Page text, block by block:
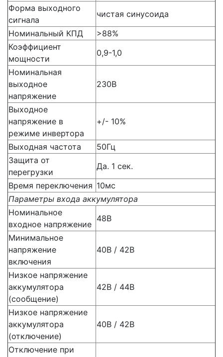
Форма выходного
сигнала
чистая синусоида
Номинальный КПД
>88%
Коэффициент
мощности
0,9-1,0
Номинальная
выходное
напряжение
230В
Выходное
напряжение в
режиме инвертора
+/- 10%
Выходная частота
50Гц
Защита от
перегрузки
Да. 1 сек.
Время переключения 10мс
Параметры входа аккумулятора
Номинальное
входное напряжение
48В
Минимальное
напряжение
включения
40В / 42В
Низкое напряжение
аккумулятора
(сообщение)
42В / 44В
Низкое напряжение
аккумулятора
(отключение)
40В / 42В
Отключение при